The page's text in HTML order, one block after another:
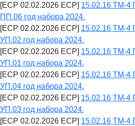
[ECP 02.02.2026 ECP] 15.02.16 ТМ-4
ПП.06 год набора 2024.
[ECP 02.02.2026 ECP] 15.02.16 ТМ-4
УП.02 год набора 2024.
[ECP 02.02.2026 ECP] 15.02.16 ТМ-4
УП.01 год набора 2024.
[ECP 02.02.2026 ECP] 15.02.16 ТМ-4
УП.04 год набора 2024.
[ECP 02.02.2026 ECP] 15.02.16 ТМ-4
УП.03 год набора 2024.
[ECP 02.02.2026 ECP] 15.02.16 ТМ-4